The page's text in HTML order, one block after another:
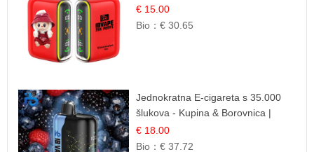
Okus
€ 15.00
Bio：€ 30.65
Jednokratna E-cigareta s 35.000
šlukova - Kupina & Borovnica |
Intenzivna Mješavina Šumskog
Voća
€ 18.00
Bio：€ 37.72